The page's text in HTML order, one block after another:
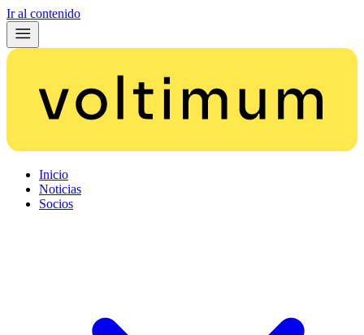
Ir al contenido
Inicio
Noticias
Socios